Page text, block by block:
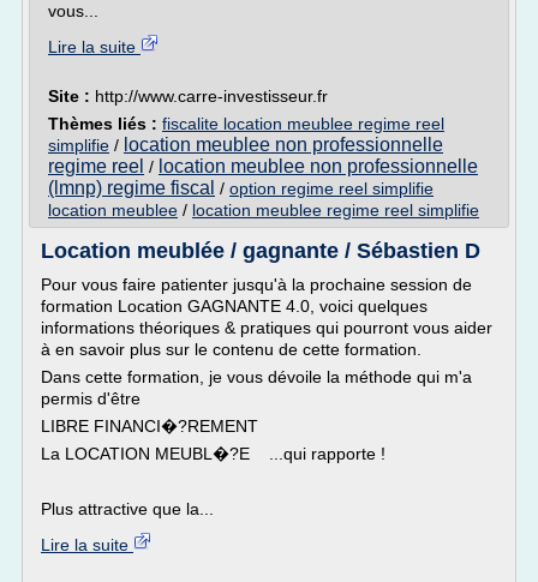
vous...
Lire la suite
Site : http://www.carre-investisseur.fr
Thèmes liés : fiscalite location meublee regime reel
simplifie / location meublee non professionnelle
regime reel / location meublee non professionnelle
(lmnp) regime fiscal / option regime reel simplifie
location meublee / location meublee regime reel simplifie
Location meublée / gagnante / Sébastien D
Pour vous faire patienter jusqu'à la prochaine session de
formation Location GAGNANTE 4.0, voici quelques
informations théoriques & pratiques qui pourront vous aider
à en savoir plus sur le contenu de cette formation.
Dans cette formation, je vous dévoile la méthode qui m'a
permis d'être
LIBRE FINANCI�?REMENT
La LOCATION MEUBL�?E ...qui rapporte !
Plus attractive que la...
Lire la suite